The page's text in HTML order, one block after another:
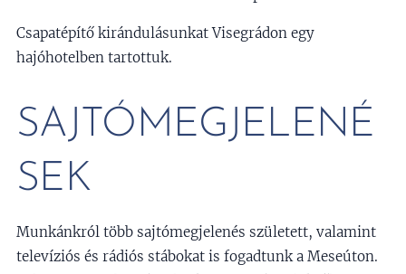
Csapatépítő kirándulásunkat Visegrádon egy
hajóhotelben tartottuk.
SAJTÓMEGJELENÉ
SEK
Munkánkról több sajtómegjelenés született, valamint
televíziós és rádiós stábokat is fogadtunk a Meseúton.